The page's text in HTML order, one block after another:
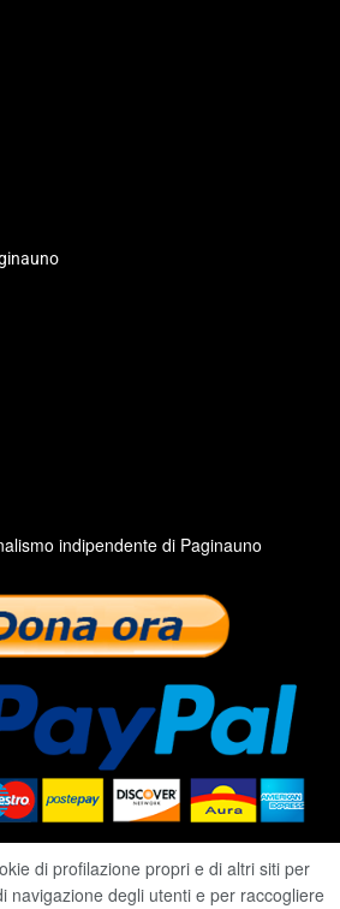
indipendente di Paginauno
di profilazione propri e di altri siti per
navigazione degli utenti e per raccogliere